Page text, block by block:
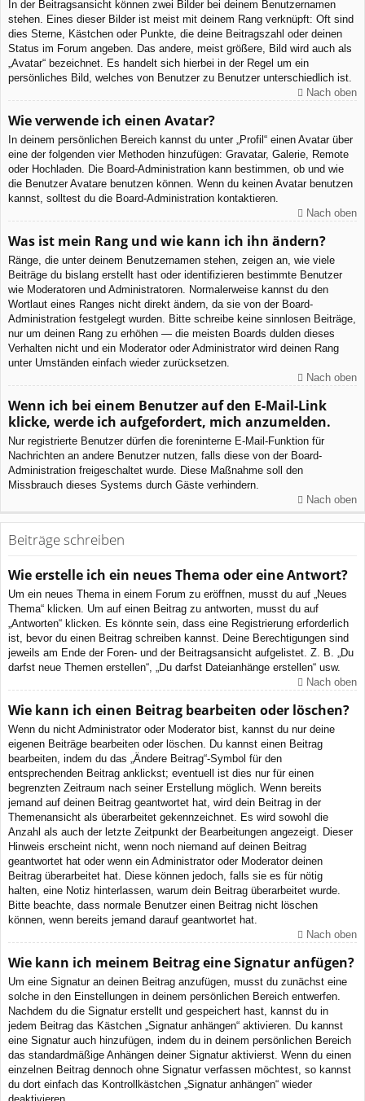
In der Beitragsansicht können zwei Bilder bei deinem Benutzernamen
stehen. Eines dieser Bilder ist meist mit deinem Rang verknüpft: Oft sind
dies Sterne, Kästchen oder Punkte, die deine Beitragszahl oder deinen
Status im Forum angeben. Das andere, meist größere, Bild wird auch als
„Avatar“ bezeichnet. Es handelt sich hierbei in der Regel um ein
persönliches Bild, welches von Benutzer zu Benutzer unterschiedlich ist.
Nach oben
Wie verwende ich einen Avatar?
In deinem persönlichen Bereich kannst du unter „Profil“ einen Avatar über
eine der folgenden vier Methoden hinzufügen: Gravatar, Galerie, Remote
oder Hochladen. Die Board-Administration kann bestimmen, ob und wie
die Benutzer Avatare benutzen können. Wenn du keinen Avatar benutzen
kannst, solltest du die Board-Administration kontaktieren.
Nach oben
Was ist mein Rang und wie kann ich ihn ändern?
Ränge, die unter deinem Benutzernamen stehen, zeigen an, wie viele
Beiträge du bislang erstellt hast oder identifizieren bestimmte Benutzer
wie Moderatoren und Administratoren. Normalerweise kannst du den
Wortlaut eines Ranges nicht direkt ändern, da sie von der Board-
Administration festgelegt wurden. Bitte schreibe keine sinnlosen Beiträge,
nur um deinen Rang zu erhöhen — die meisten Boards dulden dieses
Verhalten nicht und ein Moderator oder Administrator wird deinen Rang
unter Umständen einfach wieder zurücksetzen.
Nach oben
Wenn ich bei einem Benutzer auf den E-Mail-Link
klicke, werde ich aufgefordert, mich anzumelden.
Nur registrierte Benutzer dürfen die foreninterne E-Mail-Funktion für
Nachrichten an andere Benutzer nutzen, falls diese von der Board-
Administration freigeschaltet wurde. Diese Maßnahme soll den
Missbrauch dieses Systems durch Gäste verhindern.
Nach oben
Beiträge schreiben
Wie erstelle ich ein neues Thema oder eine Antwort?
Um ein neues Thema in einem Forum zu eröffnen, musst du auf „Neues
Thema“ klicken. Um auf einen Beitrag zu antworten, musst du auf
„Antworten“ klicken. Es könnte sein, dass eine Registrierung erforderlich
ist, bevor du einen Beitrag schreiben kannst. Deine Berechtigungen sind
jeweils am Ende der Foren- und der Beitragsansicht aufgelistet. Z. B. „Du
darfst neue Themen erstellen“, „Du darfst Dateianhänge erstellen“ usw.
Nach oben
Wie kann ich einen Beitrag bearbeiten oder löschen?
Wenn du nicht Administrator oder Moderator bist, kannst du nur deine
eigenen Beiträge bearbeiten oder löschen. Du kannst einen Beitrag
bearbeiten, indem du das „Ändere Beitrag“-Symbol für den
entsprechenden Beitrag anklickst; eventuell ist dies nur für einen
begrenzten Zeitraum nach seiner Erstellung möglich. Wenn bereits
jemand auf deinen Beitrag geantwortet hat, wird dein Beitrag in der
Themenansicht als überarbeitet gekennzeichnet. Es wird sowohl die
Anzahl als auch der letzte Zeitpunkt der Bearbeitungen angezeigt. Dieser
Hinweis erscheint nicht, wenn noch niemand auf deinen Beitrag
geantwortet hat oder wenn ein Administrator oder Moderator deinen
Beitrag überarbeitet hat. Diese können jedoch, falls sie es für nötig
halten, eine Notiz hinterlassen, warum dein Beitrag überarbeitet wurde.
Bitte beachte, dass normale Benutzer einen Beitrag nicht löschen
können, wenn bereits jemand darauf geantwortet hat.
Nach oben
Wie kann ich meinem Beitrag eine Signatur anfügen?
Um eine Signatur an deinen Beitrag anzufügen, musst du zunächst eine
solche in den Einstellungen in deinem persönlichen Bereich entwerfen.
Nachdem du die Signatur erstellt und gespeichert hast, kannst du in
jedem Beitrag das Kästchen „Signatur anhängen“ aktivieren. Du kannst
eine Signatur auch hinzufügen, indem du in deinem persönlichen Bereich
das standardmäßige Anhängen deiner Signatur aktivierst. Wenn du einen
einzelnen Beitrag dennoch ohne Signatur verfassen möchtest, so kannst
du dort einfach das Kontrollkästchen „Signatur anhängen“ wieder